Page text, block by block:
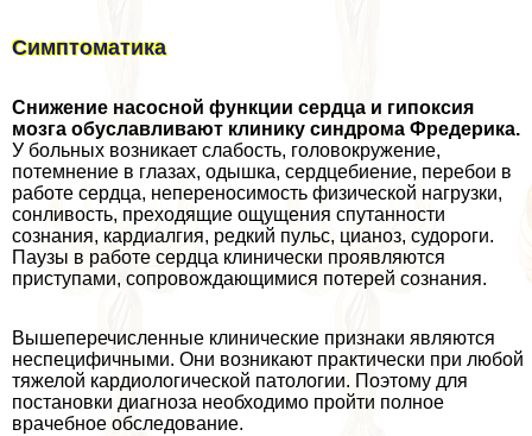
Симптоматика
Снижение насосной функции сердца и гипоксия
мозга обуславливают клинику синдрома Фредерика.
У больных возникает слабость, головокружение,
потемнение в глазах, одышка, сердцебиение, перебои в
работе сердца, непереносимость физической нагрузки,
сонливость, преходящие ощущения спyтaнности
сознания, кардиалгия, редкий пульс, цианоз, судороги.
Паузы в работе сердца клинически проявляются
приступами, сопровождающимися потерей сознания.
Вышеперечисленные клинические признаки являются
неспецифичными. Они возникают пpaктически при любой
тяжелой кардиологической патологии. Поэтому для
постановки диагноза необходимо пройти полное
врачебное обследование.